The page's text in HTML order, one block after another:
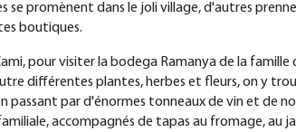
se promènent dans le joli village, d'autres
boutiques.
pour visiter la bodega Ramanya de la famille
différentes plantes, herbes et fleurs, on y
passant par d'énormes tonneaux de vin et de
accompagnés de tapas au fromage, au